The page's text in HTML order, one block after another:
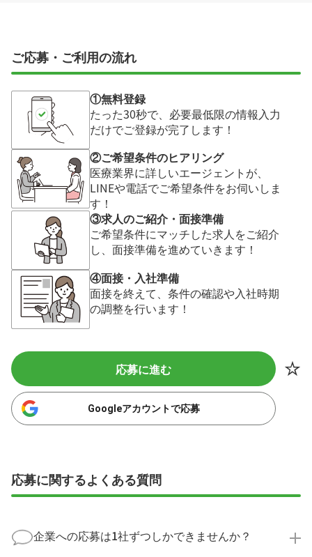
ご応募・ご利用の流れ
①無料登録
たった30秒で、必要最低限の情報入力
だけでご登録が完了します！
②ご希望条件のヒアリング
医療業界に詳しいエージェントが、
LINEや電話でご希望条件をお伺いしま
す！
③求人のご紹介・面接準備
ご希望条件にマッチした求人をご紹介
し、面接準備を進めていきます！
④面接・入社準備
面接を終えて、条件の確認や入社時期
の調整を行います！
応募に進む
Googleアカウントで応募
応募に関するよくある質問
企業への応募は1社ずつしかできませんか？